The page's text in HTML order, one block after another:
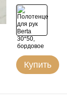
Купить